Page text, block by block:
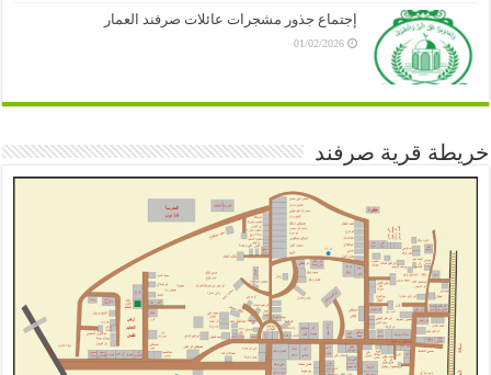
إجتماع جذور مشجرات عائلات صرفند العمار
01/02/2026
خريطة قرية صرفند